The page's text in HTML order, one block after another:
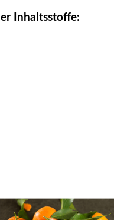
Inhaltsstoffe: